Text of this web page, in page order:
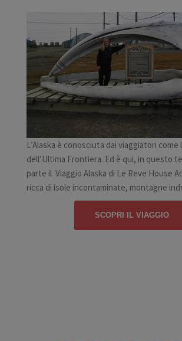
L’Alaska è conosciuta dai viaggiatori come
dell’Ultima Frontiera. Ed è qui, in questo
parte il Viaggio Alaska di Le Reve House
ricca di isole incontaminate, montagne
SCOPRI IL VIAGGIO